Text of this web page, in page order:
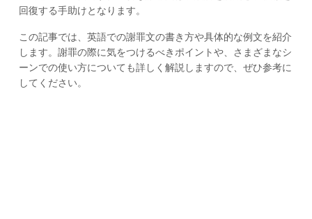
回復する手助けとなります。
この記事では、英語での謝罪文の書き方や具体的な例文を紹介
します。謝罪の際に気をつけるべきポイントや、さまざまなシ
ーンでの使い方についても詳しく解説しますので、ぜひ参考に
してください。